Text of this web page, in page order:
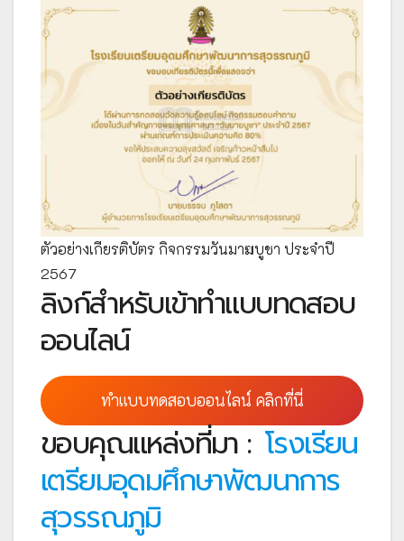
ตัวอย่างเกียรติบัตร กิจกรรมวันมาฆบูชา ประจำปี
2567
ลิงก์สำหรับเข้าทำแบบทดสอบ
ออนไลน์
ทำแบบทดสอบออนไลน์ คลิกที่นี่
ขอบคุณแหล่งที่มา : โรงเรียน
เตรียมอุดมศึกษาพัฒนาการ
สุวรรณภูมิ